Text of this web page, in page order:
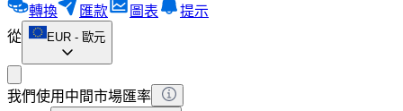
轉換 匯款 圖表
提示
從
EUR - 歐元
我們使用中間市場匯率